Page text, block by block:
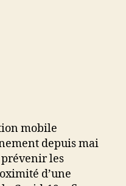
mobile
depuis mai
prévenir les
d’une